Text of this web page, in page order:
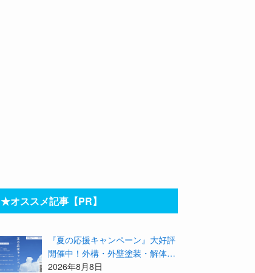
★オススメ記事【PR】
『夏の応援キャンペーン』大好評
開催中！外構・外壁塗装・解体・
リフォームする職人を探すなら
2026年8月8日